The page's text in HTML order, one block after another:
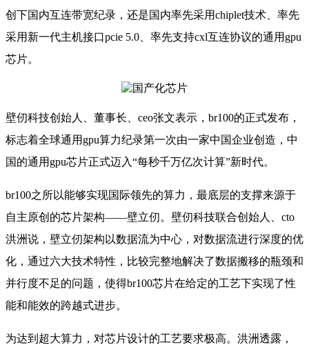
创下国内互连带宽纪录，还是国内率先采用chiplet技术、率先
采用新一代主机接口pcie 5.0、率先支持cxl互连协议的通用gpu
芯片。
壁仞科技创始人、董事长、ceo张文表示，br100的正式发布，
标志着全球通用gpu算力纪录第一次由一家中国企业创造，中
国的通用gpu芯片正式迈入“每秒千万亿次计算”新时代。
br100之所以能够实现国际领先的算力，最底层的支撑来源于
自主原创的芯片架构——壁立仞。壁仞科技联合创始人、cto
洪洲说，壁立仞架构以数据流为中心，对数据流进行深度的优
化，通过六大技术特性，比较完整地解决了数据搬移的瓶颈和
并行度不足的问题，使得br100芯片在给定的工艺下实现了性
能和能效的跨越式进步。
为达到超大算力，对芯片设计的工艺要求极高。洪洲透露，